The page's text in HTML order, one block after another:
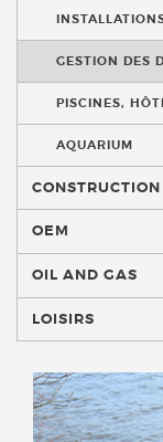
GESTION DES
PISCINES,
AQUARIUM
OEM
OIL AND GAS
LOISIRS